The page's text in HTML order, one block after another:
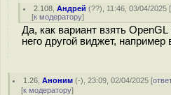
2.108 ,Андрей (??), 11:46, 03/04/2025 [
[к модератору]
Да, как вариант взять
него другой виджет,
1.26 ,Аноним (-), 23:09, 02/04/2025 [
[к модератору]